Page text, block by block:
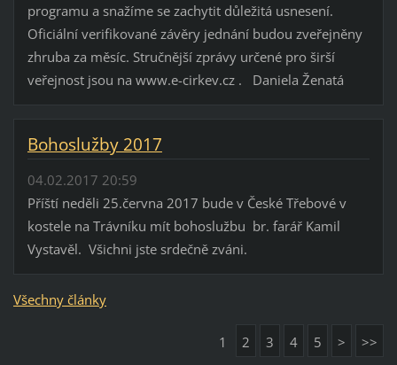
programu a snažíme se zachytit důležitá usnesení.
Oficiální verifikované závěry jednání budou zveřejněny
zhruba za měsíc. Stručnější zprávy určené pro širší
veřejnost jsou na www.e-cirkev.cz . Daniela Ženatá
Bohoslužby 2017
04.02.2017 20:59
Příští neděli 25.června 2017 bude v České Třebové v
kostele na Trávníku mít bohoslužbu br. farář Kamil
Vystavěl. Všichni jste srdečně zváni.
Všechny články
1 2 3 4 5 > >>